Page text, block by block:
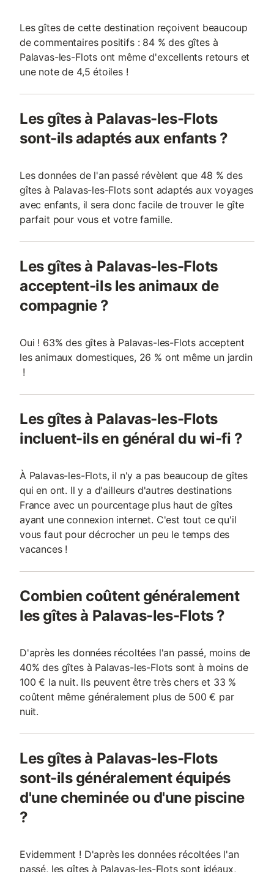
Les gîtes de cette destination reçoivent beaucoup
de commentaires positifs : 84 % des gîtes à
Palavas-les-Flots ont même d'excellents retours et
une note de 4,5 étoiles !
Les gîtes à Palavas-les-Flots
sont-ils adaptés aux enfants ?
Les données de l'an passé révèlent que 48 % des
gîtes à Palavas-les-Flots sont adaptés aux voyages
avec enfants, il sera donc facile de trouver le gîte
parfait pour vous et votre famille.
Les gîtes à Palavas-les-Flots
acceptent-ils les animaux de
compagnie ?
Oui ! 63% des gîtes à Palavas-les-Flots acceptent
les animaux domestiques, 26 % ont même un jardin
!
Les gîtes à Palavas-les-Flots
incluent-ils en général du wi-fi ?
À Palavas-les-Flots, il n'y a pas beaucoup de gîtes
qui en ont. Il y a d'ailleurs d'autres destinations
France avec un pourcentage plus haut de gîtes
ayant une connexion internet. C'est tout ce qu'il
vous faut pour décrocher un peu le temps des
vacances !
Combien coûtent généralement
les gîtes à Palavas-les-Flots ?
D'après les données récoltées l'an passé, moins de
40% des gîtes à Palavas-les-Flots sont à moins de
100 € la nuit. Ils peuvent être très chers et 33 %
coûtent même généralement plus de 500 € par
nuit.
Les gîtes à Palavas-les-Flots
sont-ils généralement équipés
d'une cheminée ou d'une piscine
?
Evidemment ! D'après les données récoltées l'an
passé, les gîtes à Palavas-les-Flots sont idéaux,